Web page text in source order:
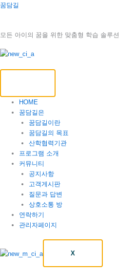
콘
로
너
꿈담길
모든 아이의 꿈을 위한 맞춤형 학습 솔루션
HOME
꿈담길은
꿈담길이란
꿈담길의 목표
산학협력기관
프로그램 소개
커뮤니티
공지사항
고객게시판
질문과 답변
상호소통 방
연락하기
관리자페이지
X